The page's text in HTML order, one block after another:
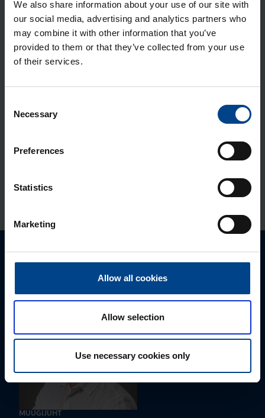
We also share information about your use of our site with
our social media, advertising and analytics partners who
may combine it with other information that you’ve
provided to them or that they’ve collected from your use
of their services.
Selection
Necessary
Preferences
Statistics
Marketing
Allow all cookies
Allow selection
Use necessary cookies only
QC, halo­gee­ni­vaba
Tootekood: VZ708N
QC ter­mi­nali ühen­dus­sild faa­sile
(10tk)
PE/N ter­mi­nali alus Golf, 8 moo­du­lit,
Palun võtke meiega ühendust
MÜÜGIJUHT